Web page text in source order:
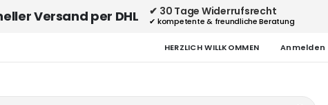
Versand per DHL ✔ 30 Tage Widerrufsrecht
✔ kompetente & freundliche Beratung
HERZLICH WILLKOMMEN Anmelden